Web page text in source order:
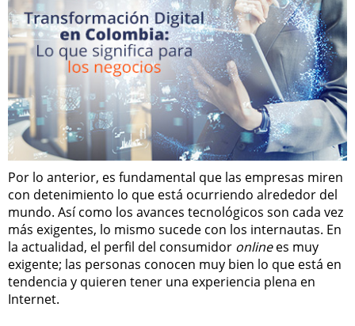
Por lo anterior, es fundamental que las empresas miren
con detenimiento lo que está ocurriendo alrededor del
mundo. Así como los avances tecnológicos son cada vez
más exigentes, lo mismo sucede con los internautas. En
la actualidad, el perfil del consumidor onlinees muy
exigente; las personas conocen muy bien lo que está en
tendencia y quieren tener una experiencia plena en
Internet.